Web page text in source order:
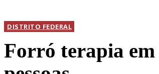
DISTRITO FEDERAL
Forró terapia